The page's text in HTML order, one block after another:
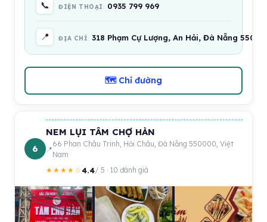
📞 ĐIỆN THOẠI 0935 799 969
📍 ĐỊA CHỈ 318 Phạm Cự Lượng, An Hải, Đà Nẵng
🗺 Chỉ đường
6
NEM LỤI TÂM CHỢ HÀN
66 Phan Châu Trinh, Hải Châu, Đà Nẵng 550000, Việt
Nam
★★★★☆4.4/ 5 · 10 đánh giá